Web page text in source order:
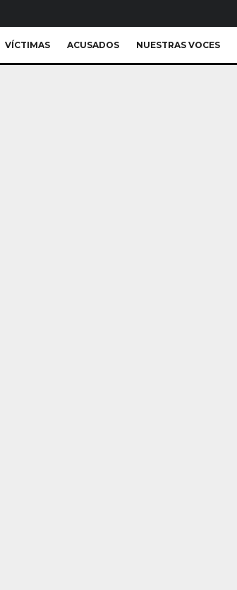
VÍCTIMAS ACUSADOS NUESTRAS VOCES